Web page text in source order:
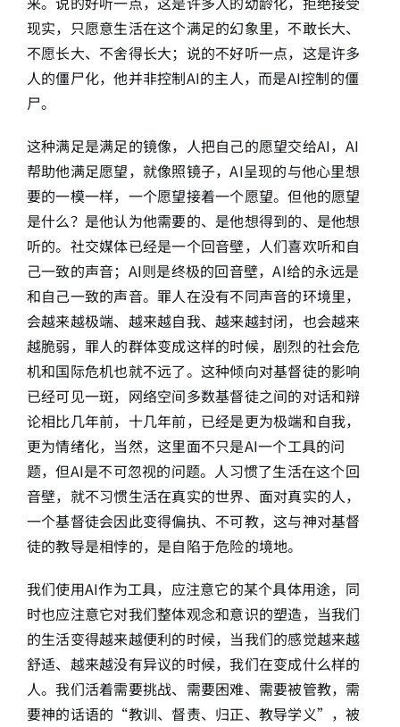
现实，只愿意生活在这个满足的幻象里，不敢长大、
不愿长大、不舍得长大；说的不好听一点，这是许多
人的僵尸化，他并非控制AI的主人，而是AI控制的僵
尸。
这种满足是满足的镜像，人把自己的愿望交给AI，AI
帮助他满足愿望，就像照镜子，AI呈现的与他心里想
要的一模一样，一个愿望接着一个愿望。但他的愿望
是什么？是他认为他需要的、是他想得到的、是他想
听的。社交媒体已经是一个回音壁，人们喜欢听和自
己一致的声音；AI则是终极的回音壁，AI给的永远是
和自己一致的声音。罪人在没有不同声音的环境里，
会越来越极端、越来越自我、越来越封闭，也会越来
越脆弱，罪人的群体变成这样的时候，剧烈的社会危
机和国际危机也就不远了。这种倾向对基督徒的影响
已经可见一斑，网络空间多数基督徒之间的对话和辩
论相比几年前，十几年前，已经是更为极端和自我，
更为情绪化，当然，这里面不只是AI一个工具的问
题，但AI是不可忽视的问题。人习惯了生活在这个回
音壁，就不习惯生活在真实的世界、面对真实的人，
一个基督徒会因此变得偏执、不可教，这与神对基督
徒的教导是相悖的，是自陷于危险的境地。
我们使用AI作为工具，应注意它的某个具体用途，同
时也应注意它对我们整体观念和意识的塑造，当我们
的生活变得越来越便利的时候，当我们的感觉越来越
舒适、越来越没有异议的时候，我们在变成什么样的
人。我们活着需要挑战、需要困难、需要被管教，需
要神的话语的“教训、督责、归正、教导学义”，被